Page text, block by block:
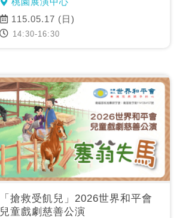
115.05.17 (日)
14:30-16:30
「搶救受飢兒」2026世界和平會
兒童戲劇慈善公演